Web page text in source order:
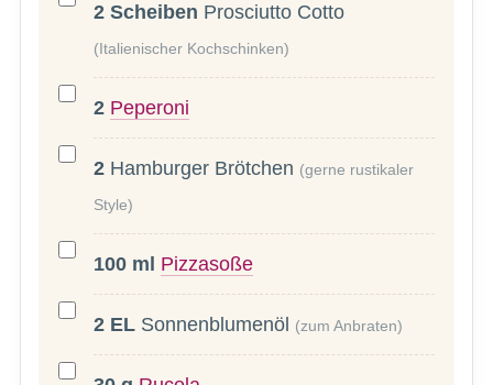
2 Scheiben Prosciutto Cotto
(Italienischer Kochschinken)
2 Peperoni
2 Hamburger Brötchen (gerne rustikaler
Style)
100 ml Pizzasoße
2 EL Sonnenblumenöl (zum Anbraten)